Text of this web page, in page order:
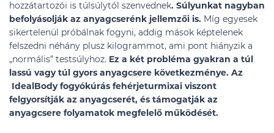
hozzátartozói is túlsúlytól szenvednek. Súlyunkat nagyban
befolyásolják az anyagcserénk jellemzői is. Míg egyesek
sikertelenül próbálnak fogyni, addig mások képtelenek
felszedni néhány plusz kilogrammot, ami pont hiányzik a
„normális” testsúlyhoz. Ez a két probléma gyakran a túl
lassú vagy túl gyors anyagcsere következménye. Az
IdealBody fogyókúrás fehérjeturmixai viszont
felgyorsítják az anyagcserét, és támogatják az
anyagcsere folyamatok megfelelő működését.